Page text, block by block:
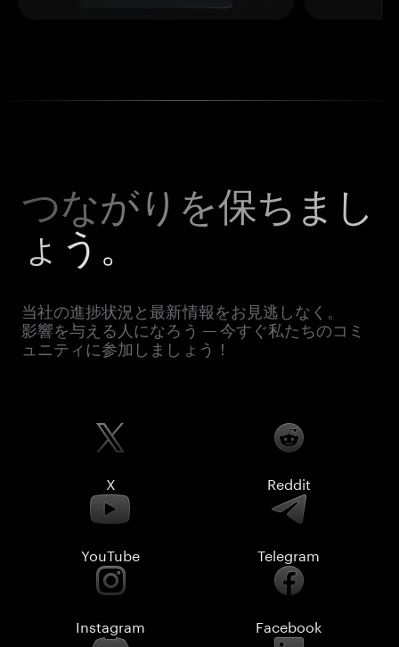
つながりを保ちまし
ょう。
当社の進捗状況と最新情報をお見逃しなく。
影響を与える人になろう — 今すぐ私たちのコミ
ュニティに参加しましょう！
X Reddit
YouTube Telegram
Instagram Facebook